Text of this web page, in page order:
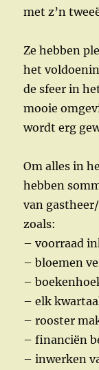
met z’n
Ze hebben
het
de sfeer in
mooie
wordt erg
Om alles in
hebben
van
zoals:
– voorraad
– bloemen
–
– elk
– rooster
– financiën
– inwerken